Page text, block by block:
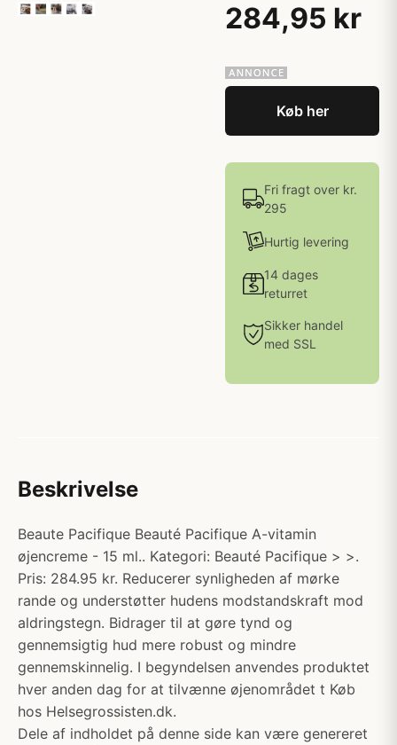
284,95 kr
Køb her
Fri fragt over kr.
295
Hurtig levering
14 dages
returret
Sikker handel
med SSL
Beskrivelse
Beaute Pacifique Beauté Pacifique A-vitamin
øjencreme - 15 ml.. Kategori: Beauté Pacifique > >.
Pris: 284.95 kr. Reducerer synligheden af mørke
rande og understøtter hudens modstandskraft mod
aldringstegn. Bidrager til at gøre tynd og
gennemsigtig hud mere robust og mindre
gennemskinnelig. I begyndelsen anvendes produktet
hver anden dag for at tilvænne øjenområdet t Køb
hos Helsegrossisten.dk.
Dele af indholdet på denne side kan være genereret